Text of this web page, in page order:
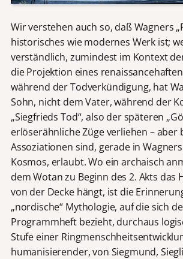
Wir verstehen auch so, daß Wagners
historisches wie modernes Werk ist;
verständlich, zumindest im Kontext
die Projektion eines
während der Todverkündigung, hat
Sohn, nicht dem Vater, während der
„Siegfrieds Tod“, also der späteren
erlöserähnliche Züge verliehen – aber
Assoziationen sind, gerade in
Kosmos, erlaubt. Wo ein archaisch
dem Wotan zu Beginn des 2. Akts das
von der Decke hängt, ist die
„nordische“ Mythologie, auf die sich
Programmheft bezieht, durchaus
Stufe einer
humanisierender, von Siegmund,